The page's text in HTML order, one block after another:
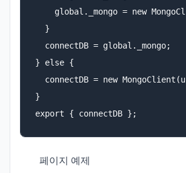
global._mongo = new
  }
  connectDB = global._mongo;
} else {
connectDB = new
}
export { connectDB };
페이지 예제